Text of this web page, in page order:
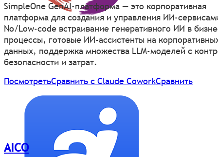
SimpleOne GenAI-платформа — это корпоративная
платформа для создания и управления ИИ-
No/Low-code встраивание генеративного ИИ в
процессы, готовые ИИ-ассистенты на
данных, поддержка множества LLM-моделей с
безопасности и затрат.
ПосмотретьСравнить с Claude CoworkСравнить
AICO